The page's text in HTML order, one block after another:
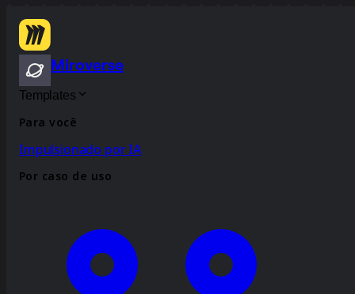
Miroverse
Templates
Para você
Impulsionado por IA
Por caso de uso